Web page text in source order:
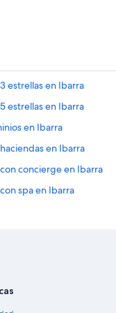
estrellas en Ibarra
estrellas en Ibarra
en Ibarra
en Ibarra
concierge en Ibarra
spa en Ibarra
con aguas termales en